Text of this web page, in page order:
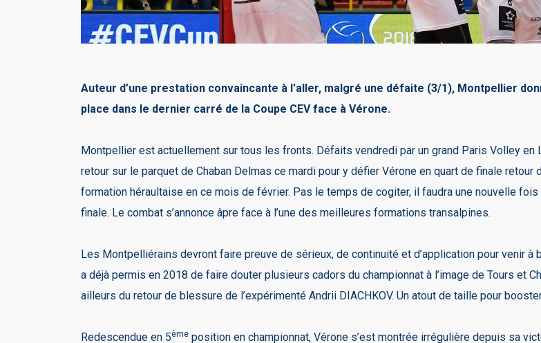
Auteur d’une prestation convaincante à l’aller, malgré une défaite (3/1), Montpellier
place dans le dernier carré de la Coupe CEV face à Vérone.
Montpellier est actuellement sur tous les fronts. Défaits vendredi par un grand Paris Volley
retour sur le parquet de Chaban Delmas ce mardi pour y défier Vérone en quart de finale retour
formation héraultaise en ce mois de février. Pas le temps de cogiter, il faudra une nouvelle
finale. Le combat s’annonce âpre face à l’une des meilleures formations transalpines.
Les Montpelliérains devront faire preuve de sérieux, de continuité et d’application pour venir
a déjà permis en 2018 de faire douter plusieurs cadors du championnat à l’image de Tours et
ailleurs du retour de blessure de l’expérimenté Andrii DIACHKOV. Un atout de taille pour
Redescendue en 5ème position en championnat, Vérone s’est montrée irrégulière depuis sa